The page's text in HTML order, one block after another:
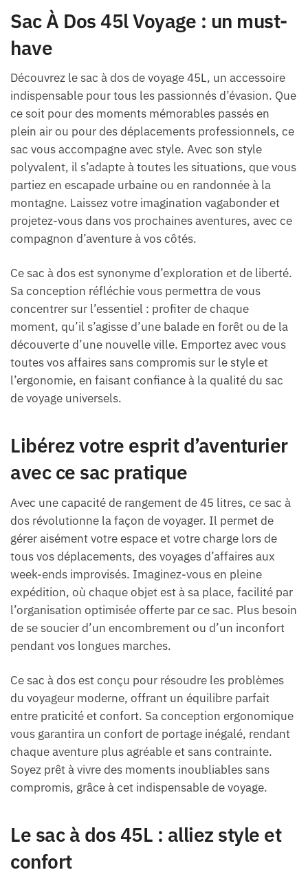
Sac À Dos 45l Voyage : un must-
have
Découvrez le sac à dos de voyage 45L, un accessoire
indispensable pour tous les passionnés d’évasion. Que
ce soit pour des moments mémorables passés en
plein air ou pour des déplacements professionnels, ce
sac vous accompagne avec style. Avec son style
polyvalent, il s’adapte à toutes les situations, que vous
partiez en escapade urbaine ou en randonnée à la
montagne. Laissez votre imagination vagabonder et
projetez-vous dans vos prochaines aventures, avec ce
compagnon d’aventure à vos côtés.
Ce sac à dos est synonyme d’exploration et de liberté.
Sa conception réfléchie vous permettra de vous
concentrer sur l’essentiel : profiter de chaque
moment, qu’il s’agisse d’une balade en forêt ou de la
découverte d’une nouvelle ville. Emportez avec vous
toutes vos affaires sans compromis sur le style et
l’ergonomie, en faisant confiance à la qualité du sac
de voyage universels.
Libérez votre esprit d’aventurier
avec ce sac pratique
Avec une capacité de rangement de 45 litres, ce sac à
dos révolutionne la façon de voyager. Il permet de
gérer aisément votre espace et votre charge lors de
tous vos déplacements, des voyages d’affaires aux
week-ends improvisés. Imaginez-vous en pleine
expédition, où chaque objet est à sa place, facilité par
l’organisation optimisée offerte par ce sac. Plus besoin
de se soucier d’un encombrement ou d’un inconfort
pendant vos longues marches.
Ce sac à dos est conçu pour résoudre les problèmes
du voyageur moderne, offrant un équilibre parfait
entre praticité et confort. Sa conception ergonomique
vous garantira un confort de portage inégalé, rendant
chaque aventure plus agréable et sans contrainte.
Soyez prêt à vivre des moments inoubliables sans
compromis, grâce à cet indispensable de voyage.
Le sac à dos 45L : alliez style et
confort